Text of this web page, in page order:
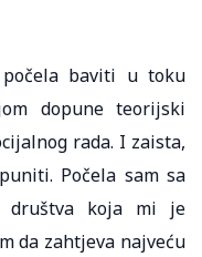
baviti u toku
dopune teorijski
rada. I zaista,
Počela sam sa
društva koja mi je
da zahtjeva najveću